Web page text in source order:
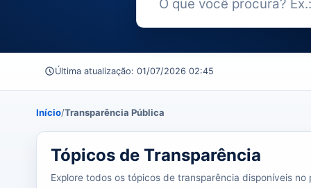
Última atualização: 01/07/2026 02:45
Início/Transparência Pública
39 tópicos carregados do banco de dados.
Tópicos de Transparência
Explore todos os tópicos de transparência disponíveis no